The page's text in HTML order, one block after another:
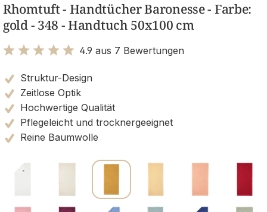
Rhomtuft - Handtücher Baronesse - Farbe:
gold - 348 - Handtuch 50x100 cm
4.9 aus 7 Bewertungen
Struktur-Design
Zeitlose Optik
Hochwertige Qualität
Pflegeleicht und trocknergeeignet
Reine Baumwolle